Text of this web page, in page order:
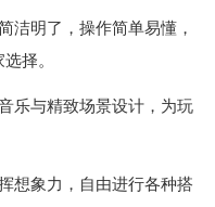
洁明了，操作简单易懂，
择‌。
乐与精致场景设计，为玩
想象力，自由进行各种搭